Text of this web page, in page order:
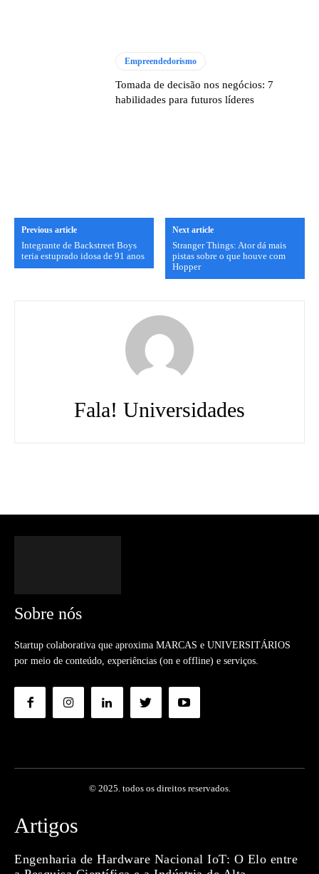
Empreendedorismo
Tomada de decisão nos negócios: 7
habilidades para futuros líderes
Previous article
Integrante de Backstreet Boys
teria estuprado idosa de 91 anos
Next article
Stranger Things: Ator dá mais
pistas sobre o que houve com
Hopper
Fala! Universidades
Sobre nós
Startup colaborativa que aproxima MARCAS e UNIVERSITÁRIOS
por meio de conteúdo, experiências (on e offline) e serviços.
© 2025. todos os direitos reservados.
Artigos
Engenharia de Hardware Nacional IoT: O Elo entre